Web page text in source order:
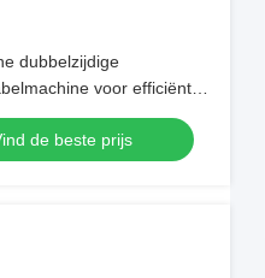
dubbelzijdige
voor efficiënte
de beste prijs